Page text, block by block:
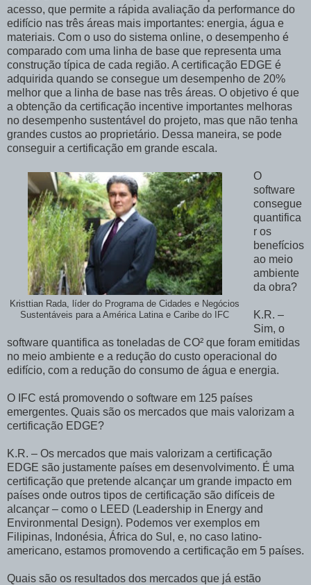
acesso, que permite a rápida avaliação da performance do
edifício nas três áreas mais importantes: energia, água e
materiais. Com o uso do sistema online, o desempenho é
comparado com uma linha de base que representa uma
construção típica de cada região. A certificação EDGE é
adquirida quando se consegue um desempenho de 20%
melhor que a linha de base nas três áreas. O objetivo é que
a obtenção da certificação incentive importantes melhoras
no desempenho sustentável do projeto, mas que não tenha
grandes custos ao proprietário. Dessa maneira, se pode
conseguir a certificação em grande escala.
Kristtian Rada, líder do Programa de Cidades e Negócios
Sustentáveis para a América Latina e Caribe do IFC
O
software
consegue
quantifica
r os
benefícios
ao meio
ambiente
da obra?
K.R. –
Sim, o
software quantifica as toneladas de CO² que foram emitidas
no meio ambiente e a redução do custo operacional do
edifício, com a redução do consumo de água e energia.
O IFC está promovendo o software em 125 países
emergentes. Quais são os mercados que mais valorizam a
certificação EDGE?
K.R. – Os mercados que mais valorizam a certificação
EDGE são justamente países em desenvolvimento. É uma
certificação que pretende alcançar um grande impacto em
países onde outros tipos de certificação são difíceis de
alcançar – como o LEED (Leadership in Energy and
Environmental Design). Podemos ver exemplos em
Filipinas, Indonésia, África do Sul, e, no caso latino-
americano, estamos promovendo a certificação em 5 países.
Quais são os resultados dos mercados que já estão